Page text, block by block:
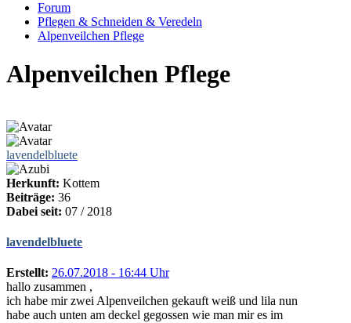
Forum
Pflegen & Schneiden & Veredeln
Alpenveilchen Pflege
Alpenveilchen Pflege
lavendelbluete
Herkunft: Kottem
Beiträge: 36
Dabei seit: 07 / 2018
lavendelbluete
Erstellt: 26.07.2018 - 16:44 Uhr
hallo zusammen ,
ich habe mir zwei Alpenveilchen gekauft weiß und lila nun
habe auch unten am deckel gegossen wie man mir es im